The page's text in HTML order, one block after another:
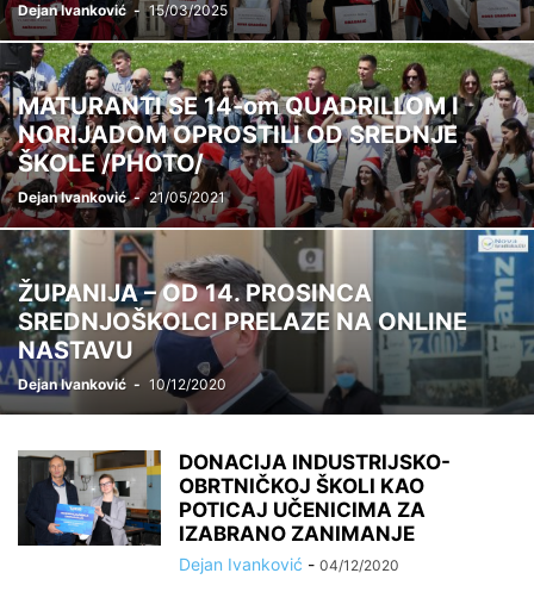
Dejan Ivanković - 15/03/2025
MATURANTI SE 14-om QUADRILLOM I
NORIJADOM OPROSTILI OD SREDNJE
ŠKOLE /PHOTO/
Dejan Ivanković - 21/05/2021
ŽUPANIJA – OD 14. PROSINCA
SREDNJOŠKOLCI PRELAZE NA ONLINE
NASTAVU
Dejan Ivanković - 10/12/2020
DONACIJA INDUSTRIJSKO-
OBRTNIČKOJ ŠKOLI KAO
POTICAJ UČENICIMA ZA
IZABRANO ZANIMANJE
Dejan Ivanković - 04/12/2020